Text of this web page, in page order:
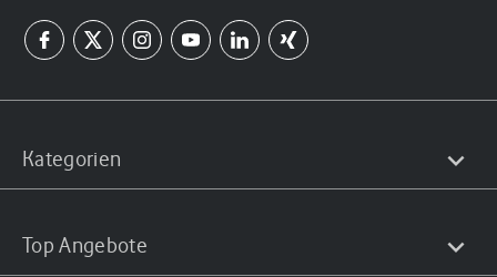
Kategorien
Top Angebote